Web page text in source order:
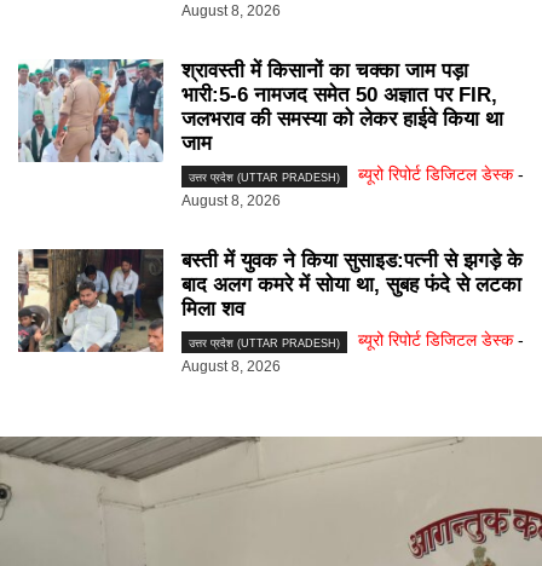
August 8, 2026
श्रावस्ती में किसानों का चक्का जाम पड़ा
भारी:5-6 नामजद समेत 50 अज्ञात पर FIR,
जलभराव की समस्या को लेकर हाईवे किया था
जाम
उत्तर प्रदेश (UTTAR PRADESH) ब्यूरो रिपोर्ट डिजिटल डेस्क -
August 8, 2026
बस्ती में युवक ने किया सुसाइड:पत्नी से झगड़े के
बाद अलग कमरे में सोया था, सुबह फंदे से लटका
मिला शव
उत्तर प्रदेश (UTTAR PRADESH) ब्यूरो रिपोर्ट डिजिटल डेस्क -
August 8, 2026